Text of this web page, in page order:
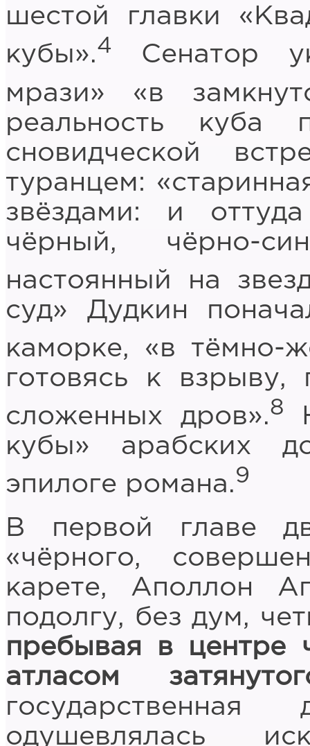
шестой главки
кубы».4
Сенатор
мрази» «в
реальность куба
сновидческой
туранцем:
звёздами: и
чёрный, чёрно-
настоянный на
суд» Дудкин
каморке, «в тёмно-
готовясь к взрыву,
сложенных дров».8
кубы» арабских
эпилоге романа.9
В первой главе
«чёрного,
карете, Аполлон
подолгу, без дум,
пребывая в центре
атласом
государственная
одушевлялась